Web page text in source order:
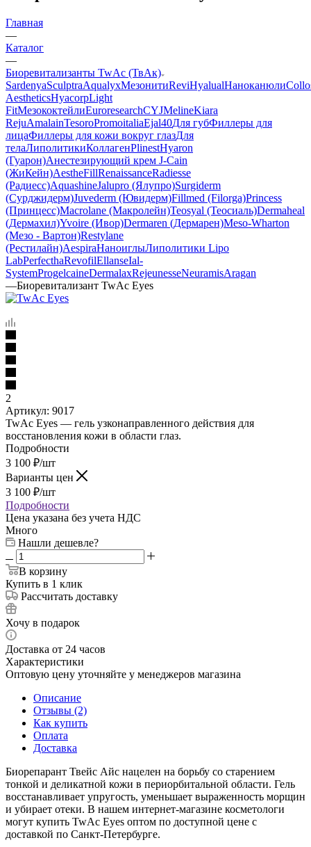
Главная
—
Каталог
—
Биоревитализанты TwAc (ТвАк)
SardenyaSculptraAqualyxМезонитиReviHyalualНаноканюли
AestheticsHyacorpLight
FitМезококтейлиEuroresearchCYJMelineKiara
RejuAmalainTesoroPromoitaliaEjal40Для губФиллеры для
лицаФиллеры для кожи вокруг глазДля
телаЛиполитикиКоллагенPlinestHyaron
(Гуарон)Анестезирующий крем J-Cain
(ЖиКейн)AestheFillRenaissanceRadiesse
(Радиесс)AquashineJalupro (Ялупро)Surgiderm
(Сурджидерм)Juvederm (Ювидерм)Fillmed (Filorga)Princess
(Принцесс)Macrolane (Макролейн)Teosyal (Теосиаль)Dermaheal
(Дермахил)Yvoire (Ивор)Dermaren (Дермарен)Meso-Wharton
(Мезо - Вартон)Restylane
(Рестилайн)AespiraНаноиглыЛиполитики Lipo
LabPerfecthaRevofilEllanseIal-
SystemProgelcaineDermalaxRejeunesseNeuramisAragan
—Биоревитализант TwAc Eyes
2
Артикул: 9017
TwAc Eyes — гель узконаправленного действия для
восстановления кожи в области глаз.
Подробности
3 100 ₽/шт
Варианты цен
3 100 ₽/шт
Подробности
Цена указана без учета НДС
Много
Нашли дешевле?
В корзину
Купить в 1 клик
Рассчитать доставку
Хочу в подарок
Доставка от 24 часов
Характеристики
Оптовую цену уточняйте у менеджеров магазина
Описание
Отзывы (2)
Как купить
Оплата
Доставка
Биорепарант Твейс Айс нацелен на борьбу со старением
тонкой и деликатной кожи в периорбитальной области. Гель
восстанавливает упругость, уменьшает выраженность морщин
и убирает отеки. В нашем интернет-магазине косметологи
могут купить TwAc Eyes оптом по доступной цене с
доставкой по Санкт-Петербурге.